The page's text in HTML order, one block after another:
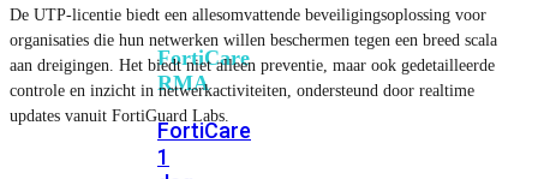
FortiCare
RMA
FortiCare
1
De UTP-licentie biedt een allesomvattende beveiligingsoplossing voor
organisaties die hun netwerken willen beschermen tegen een breed scala
aan dreigingen. Het biedt niet alleen preventie, maar ook gedetailleerde
controle en inzicht in netwerkactiviteiten, ondersteund door realtime
updates vanuit FortiGuard Labs.